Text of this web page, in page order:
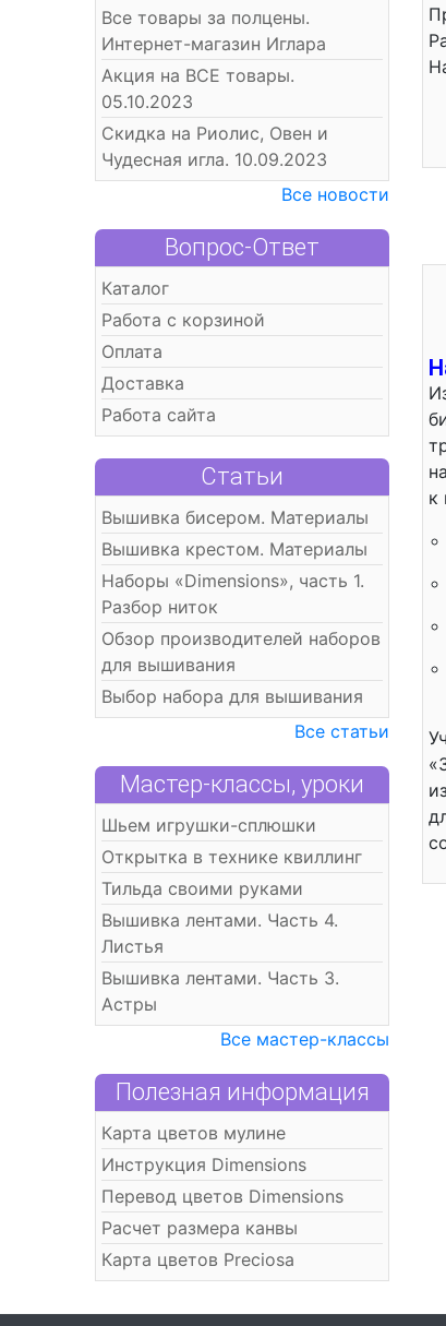
Все товары за полцены.
Интернет-магазин Иглара
Акция на ВСЕ товары.
05.10.2023
Скидка на Риолис, Овен и
Чудесная игла. 10.09.2023
Все новости
Вопрос-Ответ
Каталог
Работа с корзиной
Оплата
Доставка
Работа сайта
Статьи
Вышивка бисером. Материалы
Вышивка крестом. Материалы
Наборы «Dimensions», часть 1.
Разбор ниток
Обзор производителей наборов
для вышивания
Выбор набора для вышивания
Все статьи
Мастер-классы, уроки
Шьем игрушки-сплюшки
Открытка в технике квиллинг
Тильда своими руками
Вышивка лентами. Часть 4.
Листья
Вышивка лентами. Часть 3.
Астры
Все мастер-классы
Полезная информация
Карта цветов мулине
Инструкция Dimensions
Перевод цветов Dimensions
Расчет размера канвы
Карта цветов Preciosa
к